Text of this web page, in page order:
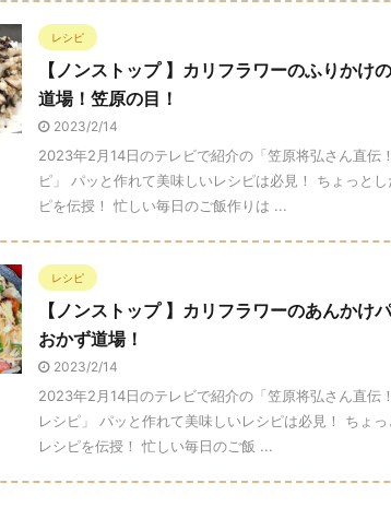
レシピ
【ノンストップ 】カリフラワーのふりかけ
道場！笠原の目！
2023/2/14
2023年2月14日のテレビで紹介の「笠原将弘さん直伝
ピ」 パッと作れて美味しいレシピは必見！ ちょっと
ピを伝授！ 忙しい毎日のご飯作りは ...
レシピ
【ノンストップ 】カリフラワーのあんかけ
おかず道場！
2023/2/14
2023年2月14日のテレビで紹介の「笠原将弘さん直伝
レシピ」 パッと作れて美味しいレシピは必見！ ちょ
レシピを伝授！ 忙しい毎日のご飯 ...